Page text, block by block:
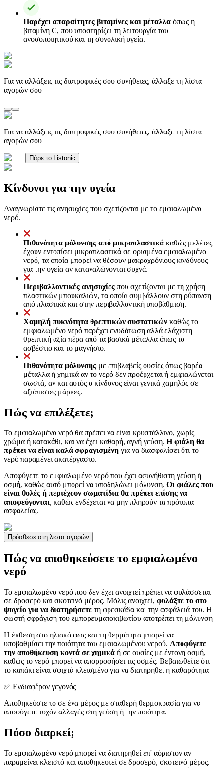
Παρέχει απαραίτητες βιταμίνες και μέταλλα όπως η
βιταμίνη C, που υποστηρίζει τη λειτουργία του
ανοσοποιητικού και τη συνολική υγεία.
Για να αλλάξεις τις διατροφικές σου συνήθειες, άλλαξε τη λίστα
αγορών σου
Για να αλλάξεις τις διατροφικές σου συνήθειες, άλλαξε τη λίστα
αγορών σου
Πάρε το Listonic
Κίνδυνοι για την υγεία
Αναγνωρίστε τις ανησυχίες που σχετίζονται με το εμφιαλωμένο
νερό.
Πιθανότητα μόλυνσης από μικροπλαστικά καθώς μελέτες
έχουν εντοπίσει μικροπλαστικά σε ορισμένα εμφιαλωμένο
νερό, τα οποία μπορεί να θέσουν μακροχρόνιους κινδύνους
για την υγεία αν καταναλώνονται συχνά.
Περιβαλλοντικές ανησυχίες που σχετίζονται με τη χρήση
πλαστικών μπουκαλιών, τα οποία συμβάλλουν στη ρύπανση
από πλαστικά και στην περιβαλλοντική υποβάθμιση.
Χαμηλή πυκνότητα θρεπτικών συστατικών καθώς το
εμφιαλωμένο νερό παρέχει ενυδάτωση αλλά ελάχιστη
θρεπτική αξία πέρα από τα βασικά μέταλλα όπως το
ασβέστιο και το μαγνήσιο.
Πιθανότητα μόλυνσης με επιβλαβείς ουσίες όπως βαρέα
μέταλλα ή χημικά αν το νερό δεν προέρχεται ή εμφιαλώνεται
σωστά, αν και αυτός ο κίνδυνος είναι γενικά χαμηλός σε
αξιόπιστες μάρκες.
Πώς να επιλέξετε;
Το εμφιαλωμένο νερό θα πρέπει να είναι κρυστάλλινο, χωρίς
χρώμα ή κατακάθι, και να έχει καθαρή, αγνή γεύση. Η φιάλη θα
πρέπει να είναι καλά σφραγισμένη για να διασφαλίσει ότι το
νερό παραμένει ακατέργαστο.
Αποφύγετε το εμφιαλωμένο νερό που έχει ασυνήθιστη γεύση ή
οσμή, καθώς αυτό μπορεί να υποδηλώνει μόλυνση. Οι φιάλες που
είναι θολές ή περιέχουν σωματίδια θα πρέπει επίσης να
αποφεύγονται, καθώς ενδέχεται να μην πληρούν τα πρότυπα
ασφαλείας.
Πρόσθεσε στη λίστα αγορών
Πώς να αποθηκεύσετε το εμφιαλωμένο
νερό
Το εμφιαλωμένο νερό που δεν έχει ανοιχτεί πρέπει να φυλάσσεται
σε δροσερό και σκοτεινό μέρος. Μόλις ανοιχτεί, φυλάξτε το στο
ψυγείο για να διατηρήσετε τη φρεσκάδα και την ασφάλειά του. Η
σωστή σφράγιση του εμπορευματοκιβωτίου αποτρέπει τη μόλυνση
Η έκθεση στο ηλιακό φως και τη θερμότητα μπορεί να
υποβαθμίσει την ποιότητα του εμφιαλωμένου νερού. Αποφύγετε
την αποθήκευση κοντά σε χημικά ή σε ουσίες με έντονη οσμή,
καθώς το νερό μπορεί να απορροφήσει τις οσμές. Βεβαιωθείτε ότι
το καπάκι είναι σφιχτά κλεισμένο για να διατηρηθεί η καθαρότητα
✅ Ενδιαφέρον γεγονός
Αποθηκεύστε το σε ένα μέρος με σταθερή θερμοκρασία για να
αποφύγετε τυχόν αλλαγές στη γεύση ή την ποιότητα.
Πόσο διαρκεί;
Το εμφιαλωμένο νερό μπορεί να διατηρηθεί επ' αόριστον αν
παραμείνει κλειστό και αποθηκευτεί σε δροσερό, σκοτεινό μέρος.